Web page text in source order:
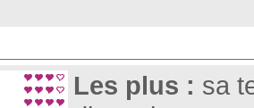
Les plus : sa